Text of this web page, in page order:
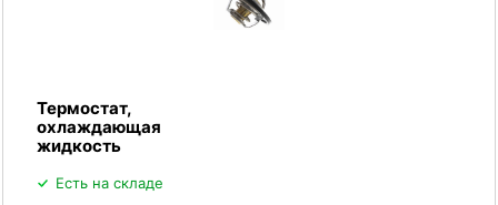
Термостат,
охлаждающая
жидкость
Есть на складе